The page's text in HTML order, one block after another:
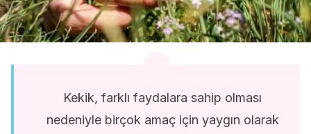
Kekik, farklı faydalara sahip olması
nedeniyle birçok amaç için yaygın olarak